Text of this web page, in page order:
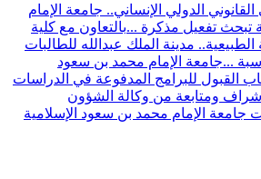
الدولي الإنساني.. جامعة الإمام
تبحث تفعيل مذكرة ...بالتعاون مع كلية
مدينة الملك عبدالله للطالبات
...جامعة الإمام محمد بن سعود
القبول للبرامج المدفوعة في الدراسات
ومتابعة من وكالة الشؤون
جامعة الإمام محمد بن سعود الإسلامية